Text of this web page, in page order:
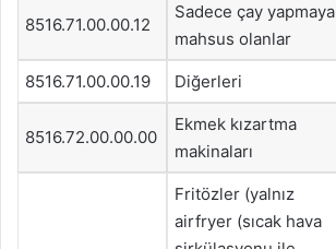
8516.71.00.00.12
Sadece çay yapmaya
mahsus olanlar
8516.71.00.00.19 Diğerleri
8516.72.00.00.00
Ekmek kızartma
makinaları
Fritözler (yalnız
airfryer (sıcak hava